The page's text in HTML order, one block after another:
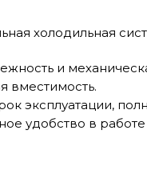
холодильная
и
вместимость.
эксплуатации,
удобство в